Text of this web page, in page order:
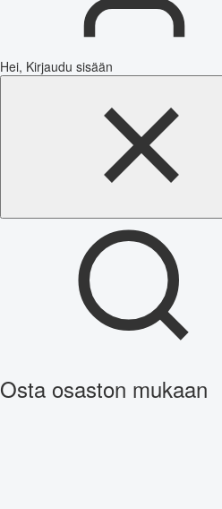
Hei, Kirjaudu sisään
Osta osaston mukaan